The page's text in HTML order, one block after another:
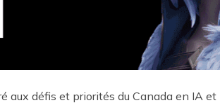
aux défis et priorités du Canada en IA et